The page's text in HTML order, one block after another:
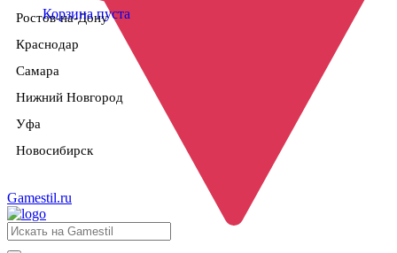
Ростов-на-Дону
Краснодар
Самара
Нижний Новгород
Уфа
Новосибирск
Корзина пуста
Gamestil.ru